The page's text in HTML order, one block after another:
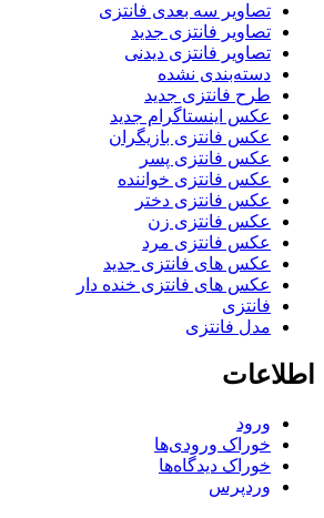
تصاویر سه بعدی فانتزی
تصاویر فانتزی جدید
تصاویر فانتزی دیدنی
دسته‌بندی نشده
طرح فانتزی جدید
عکس اینستاگرام جدید
عکس فانتزی بازیگران
عکس فانتزی پسر
عکس فانتزی خواننده
عکس فانتزی دختر
عکس فانتزی زن
عکس فانتزی مرد
عکس های فانتزی جدید
عکس های فانتزی خنده دار
فانتزی
مدل فانتزی
اطلاعات
ورود
خوراک ورودی‌ها
خوراک دیدگاه‌ها
وردپرس